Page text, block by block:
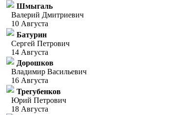
Шмыгаль
Валерий Дмитриевич
10 Августа
Батурин
Сергей Петрович
14 Августа
Дорошков
Владимир Васильевич
16 Августа
Трегубенков
Юрий Петрович
18 Августа